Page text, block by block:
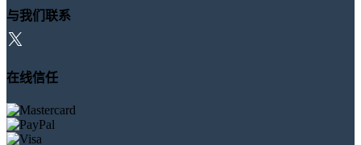
与我们联系
在线信任